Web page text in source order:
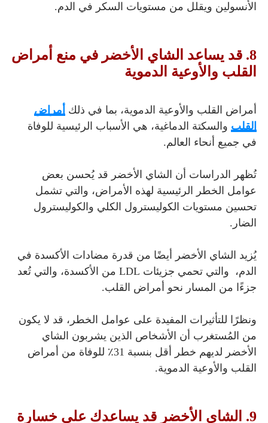
الأنسولين ويقلل من مستويات السكر في الدم.
8. قد يساعد الشاي الأخضر في منع أمراض
القلب والأوعية الدموية
أمراض القلب والأوعية الدموية، بما في ذلك أمراض
القلب والسكتة الدماغية، هي الأسباب الرئيسية للوفاة
في جميع أنحاء العالم.
تُظهر الدراسات أن الشاي الأخضر قد يُحسن بعض
عوامل الخطر الرئيسية لهذه الأمراض، والتي تشمل
تحسين مستويات الكوليسترول الكلي والكوليسترول
الضار.
يُزيد الشاي الأخضر أيضًا من قدرة مضادات الأكسدة في
الدم، والتي تحمي جزيئات LDL من الأكسدة، والتي تُعد
جزءًا من المسار نحو أمراض القلب.
ونظرًا للتأثيرات المفيدة على عوامل الخطر، قد لا يكون
من المُستغرب أن الأشخاص الذين يشربون الشاي
الأخضر لديهم خطر أقل بنسبة 31٪ للوفاة من أمراض
القلب والأوعية الدموية.
9. الشاي الأخضر قد يساعدك على خسارة